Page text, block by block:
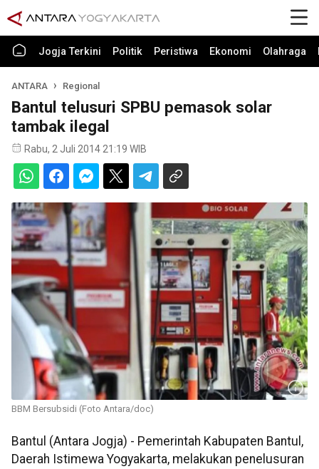
Jogja Terkini Politik Peristiwa Ekonomi Olahraga
ANTARA Regional
Bantul telusuri SPBU pemasok solar
tambak ilegal
Rabu, 2 Juli 2014 21:19 WIB
BBM Bersubsidi (Foto Antara/doc)
Bantul (Antara Jogja) - Pemerintah Kabupaten Bantul,
Daerah Istimewa Yogyakarta, melakukan penelusuran